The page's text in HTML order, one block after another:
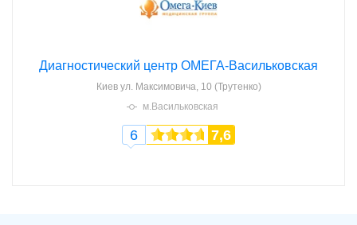
Диагностический центр ОМЕГА-Васильковская
Киев ул. Максимовича, 10 (Трутенко)
м.Васильковская
6 7,6